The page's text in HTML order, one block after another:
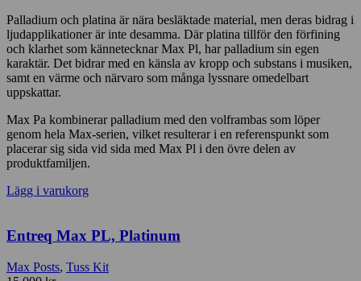
Palladium och platina är nära besläktade material, men deras bidrag i
ljudapplikationer är inte desamma. Där platina tillför den förfining
och klarhet som kännetecknar Max Pl, har palladium sin egen
karaktär. Det bidrar med en känsla av kropp och substans i musiken,
samt en värme och närvaro som många lyssnare omedelbart
uppskattar.
Max Pa kombinerar palladium med den volframbas som löper
genom hela Max-serien, vilket resulterar i en referenspunkt som
placerar sig sida vid sida med Max Pl i den övre delen av
produktfamiljen.
Lägg i varukorg
Entreq Max PL, Platinum
Max Posts, Tuss Kit